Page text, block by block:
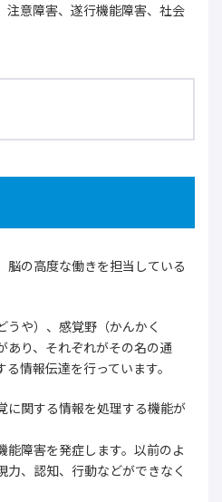
注意障害、遂行機能障害、社会
脳の高度な働きを担当している
や）、感覚野（かんかく
あり、それぞれがその名の通
情報伝達を行っています。
に関する情報を処理する機能が
能障害を発症します。以前のよ
力、認知、行動などができなく